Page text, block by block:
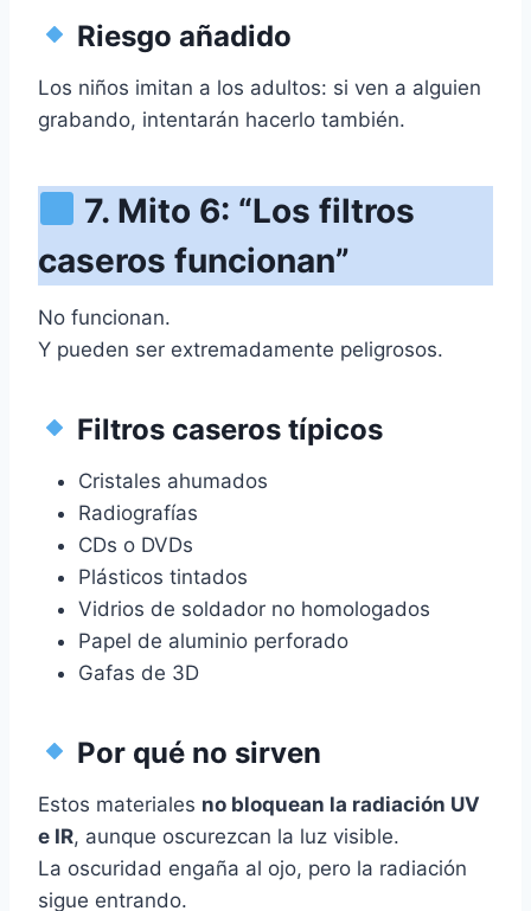
Riesgo añadido
Los niños imitan a los adultos: si ven a alguien
grabando, intentarán hacerlo también.
7. Mito 6: “Los filtros
caseros funcionan”
No funcionan.
Y pueden ser extremadamente peligrosos.
Filtros caseros típicos
Cristales ahumados
Radiografías
CDs o DVDs
Plásticos tintados
Vidrios de soldador no homologados
Papel de aluminio perforado
Gafas de 3D
Por qué no sirven
Estos materiales no bloquean la radiación UV
e IR, aunque oscurezcan la luz visible.
La oscuridad engaña al ojo, pero la radiación
sigue entrando.